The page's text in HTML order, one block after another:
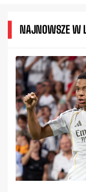
NAJNOWSZE W